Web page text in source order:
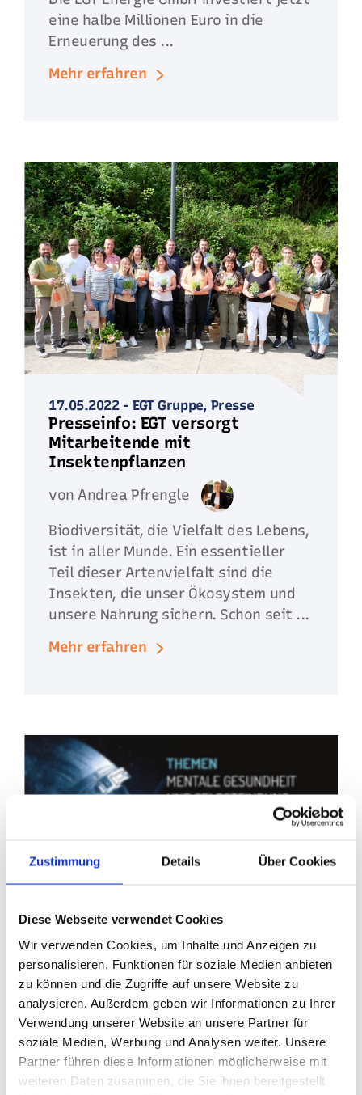
Zustimmung Details Über Cookies
Diese Webseite verwendet Cookies
Wir verwenden Cookies, um Inhalte und Anzeigen zu
personalisieren, Funktionen für soziale Medien anbieten
zu können und die Zugriffe auf unsere Website zu
analysieren. Außerdem geben wir Informationen zu Ihrer
Verwendung unserer Website an unsere Partner für
soziale Medien, Werbung und Analysen weiter. Unsere
Partner führen diese Informationen möglicherweise mit
weiteren Daten zusammen, die Sie ihnen bereitgestellt
eine halbe Millionen Euro in die
Erneuerung des ...
Mehr erfahren
17.05.2022 -EGT Gruppe, Presse
Presseinfo: EGT versorgt
Mitarbeitende mit
Insektenpflanzen
von Andrea Pfrengle
Biodiversität, die Vielfalt des Lebens,
ist in aller Munde. Ein essentieller
Teil dieser Artenvielfalt sind die
Insekten, die unser Ökosystem und
unsere Nahrung sichern. Schon seit ...
Mehr erfahren
13.04.2022 -EGT Gruppe,Presse
Presseinfo: Finde deine innere
Superkraft – Schülerevent der EGT
von Andrea Pfrengle
Die Corona-Pandemie hatte und hat